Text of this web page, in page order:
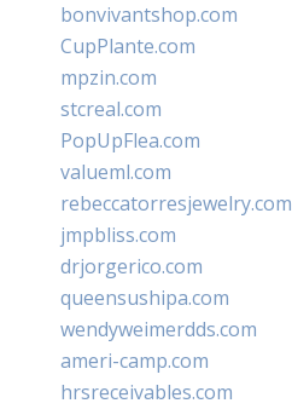
bonvivantshop.com
CupPlante.com
mpzin.com
stcreal.com
PopUpFlea.com
valueml.com
rebeccatorresjewelry.com
jmpbliss.com
drjorgerico.com
queensushipa.com
wendyweimerdds.com
ameri-camp.com
hrsreceivables.com